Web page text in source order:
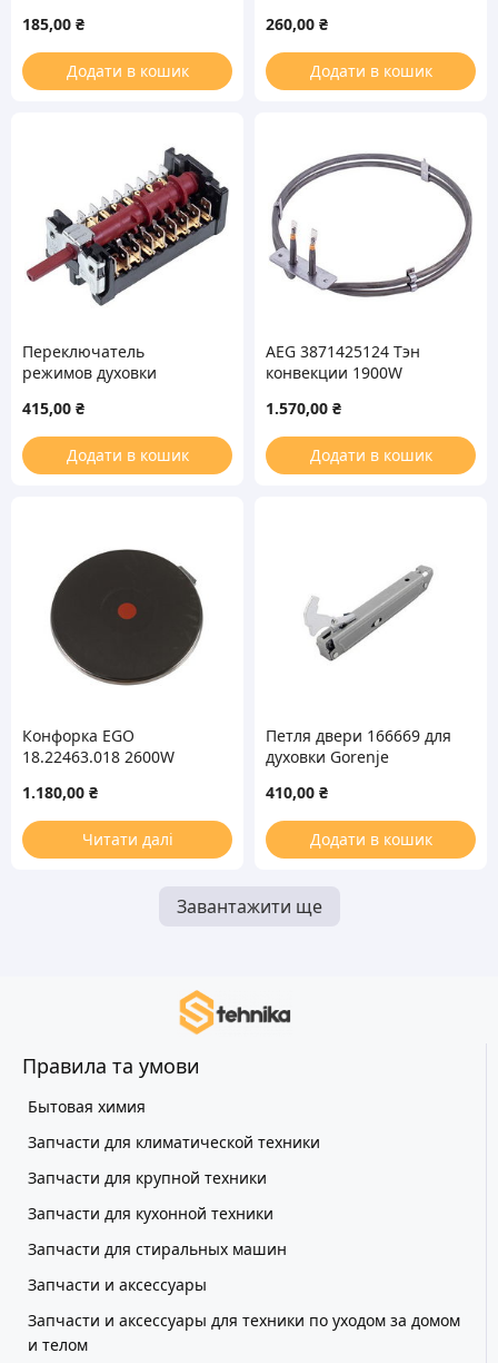
185,00 ₴
Додати в кошик
3540139080
260,00 ₴
Додати в кошик
Переключатель
режимов духовки
позиций)
415,00 ₴
Додати в кошик
AEG 3871425124 Тэн
конвекции 1900W
1.570,00 ₴
Додати в кошик
Конфорка EGO
18.22463.018 2600W
электроплиты
(евроколодка)
1.180,00 ₴
Читати далі
Петля двери 166669 для
духовки Gorenje
410,00 ₴
Додати в кошик
Завантажити ще
Правила та умови
Бытовая химия
Запчасти для климатической техники
Запчасти для крупной техники
Запчасти для кухонной техники
Запчасти для стиральных машин
Запчасти и аксессуары
Запчасти и аксессуары для техники по уходом за домом
и телом